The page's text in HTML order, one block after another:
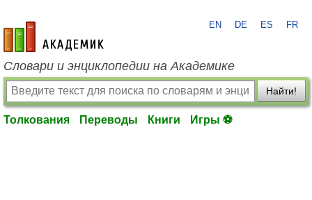
academic.ru
EN DE ES FR
Словари и энциклопедии на Академике
Найти!
Толкования Переводы Книги Игры ⚽